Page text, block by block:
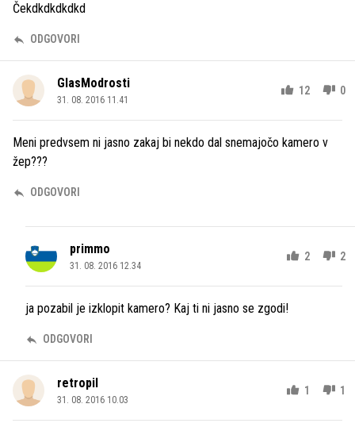
Čekdkdkdkdkd
ODGOVORI
GlasModrosti
31. 08. 2016 11.41
12 0
Meni predvsem ni jasno zakaj bi nekdo dal snemajočo kamero v
žep???
ODGOVORI
primmo
31. 08. 2016 12.34
2 2
ja pozabil je izklopit kamero? Kaj ti ni jasno se zgodi!
ODGOVORI
retropil
31. 08. 2016 10.03
1 1